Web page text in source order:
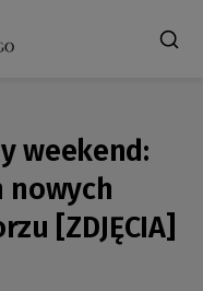
weekend:
nowych
[ZDJĘCIA]